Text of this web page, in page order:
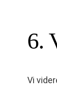
6.
Vi